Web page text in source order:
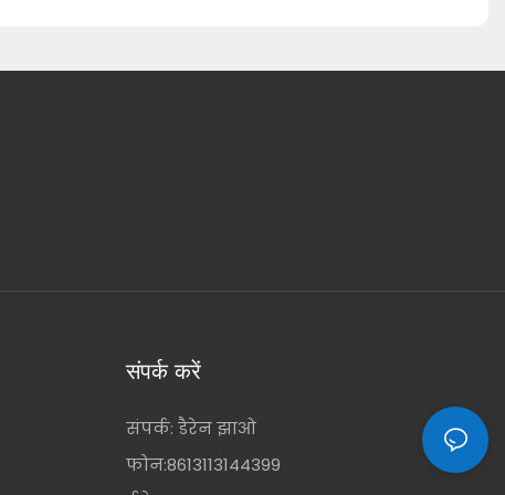
संपर्क करें
संपर्क: डैरेन झाओ
फोन:8613113144399